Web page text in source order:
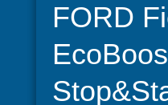
FORD